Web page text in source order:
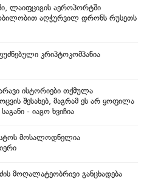
ლაიფციგის აეროპორტში
აღჭურვილ დრონს რუსეთს
კრიპტოკომპანია
ისტორიები თქმულა
შესახებ, მაგრამ ეს არ ყოფილა
- იაგო ხვიჩია
მოსალოდნელია
მოღალატეობრივი განცხადება